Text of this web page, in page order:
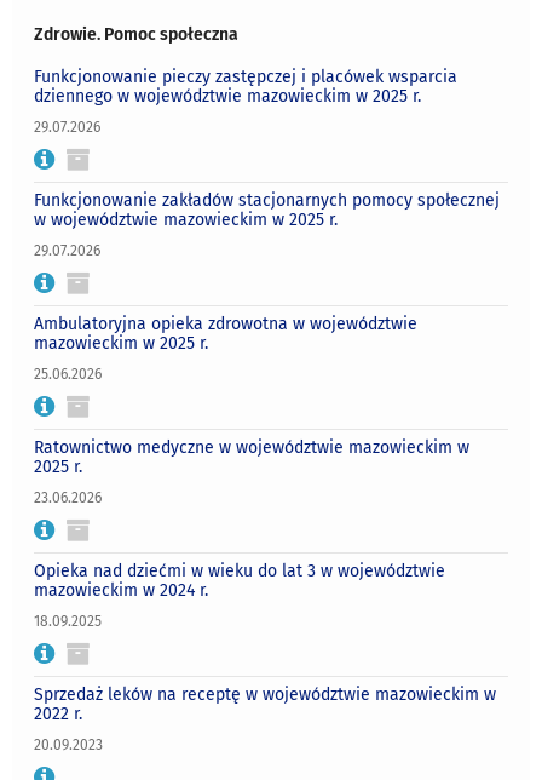
Zdrowie. Pomoc społeczna
Funkcjonowanie pieczy zastępczej i placówek wsparcia
dziennego w województwie mazowieckim w 2025 r.
29.07.2026
Funkcjonowanie zakładów stacjonarnych pomocy społecznej
w województwie mazowieckim w 2025 r.
29.07.2026
Ambulatoryjna opieka zdrowotna w województwie
mazowieckim w 2025 r.
25.06.2026
Ratownictwo medyczne w województwie mazowieckim w
2025 r.
23.06.2026
Opieka nad dziećmi w wieku do lat 3 w województwie
mazowieckim w 2024 r.
18.09.2025
Sprzedaż leków na receptę w województwie mazowieckim w
2022 r.
20.09.2023